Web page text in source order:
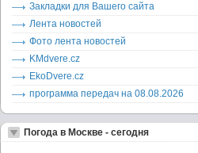
Закладки для Вашего сайта
Лента новостей
Фото лента новостей
KMdvere.cz
EkoDvere.cz
программа передач на 08.08.2026
Погода в Москве - сегодня